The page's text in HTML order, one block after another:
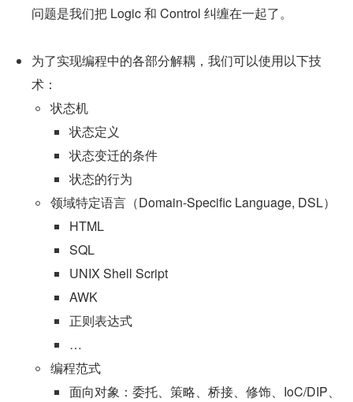
问题是我们把 Logic 和 Control 纠缠在一起了。
为了实现编程中的各部分解耦，我们可以使用以下技
术：
状态机
状态定义
状态变迁的条件
状态的行为
领域特定语言（Domain-Specific Language, DSL）
HTML
SQL
UNIX Shell Script
AWK
正则表达式
…
编程范式
面向对象：委托、策略、桥接、修饰、IoC/DIP、